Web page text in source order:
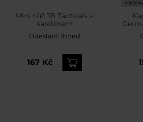
Mini nůž JB Tacticals s
karabinem
Odeslání: Ihned
167 Kč